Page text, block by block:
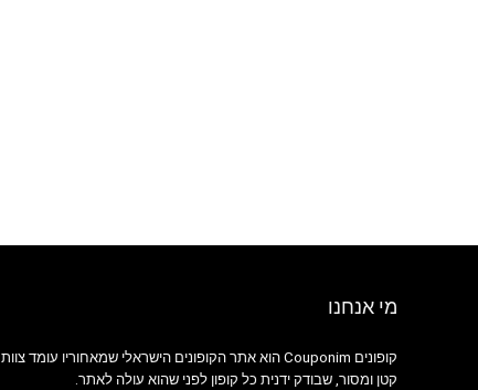
מי אנחנו
קופונים Couponim הוא אתר הקופונים הישראלי שמאחוריו עומד צוות
קטן ומסור, שבודק ידנית כל קופון לפני שהוא עולה לאתר.